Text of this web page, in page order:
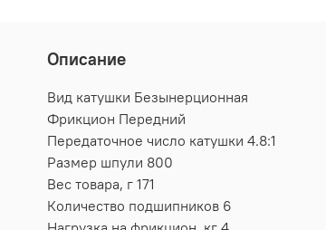
Описание
Вид катушки Безынерционная
Фрикцион Передний
Передаточное число катушки 4.8:1
Размер шпули 800
Вес товара, г 171
Количество подшипников 6